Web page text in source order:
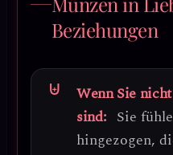
Beziehungen
Wenn Sie
sind: Sie
hingezogen,